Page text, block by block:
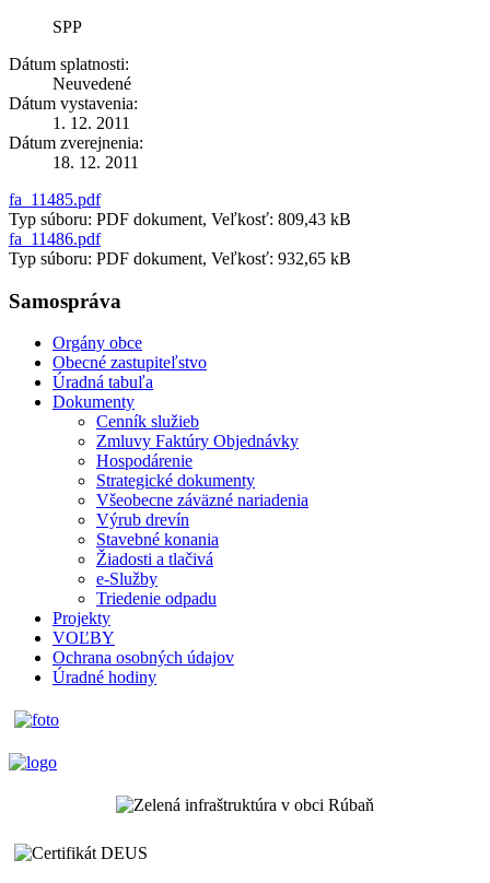
SPP
Dátum splatnosti:
Neuvedené
Dátum vystavenia:
1. 12. 2011
Dátum zverejnenia:
18. 12. 2011
fa_11485.pdf
Typ súboru: PDF dokument, Veľkosť: 809,43 kB
fa_11486.pdf
Typ súboru: PDF dokument, Veľkosť: 932,65 kB
Samospráva
Orgány obce
Obecné zastupiteľstvo
Úradná tabuľa
Dokumenty
Cenník služieb
Zmluvy Faktúry Objednávky
Hospodárenie
Strategické dokumenty
Všeobecne záväzné nariadenia
Výrub drevín
Stavebné konania
Žiadosti a tlačivá
e-Služby
Triedenie odpadu
Projekty
VOĽBY
Ochrana osobných údajov
Úradné hodiny